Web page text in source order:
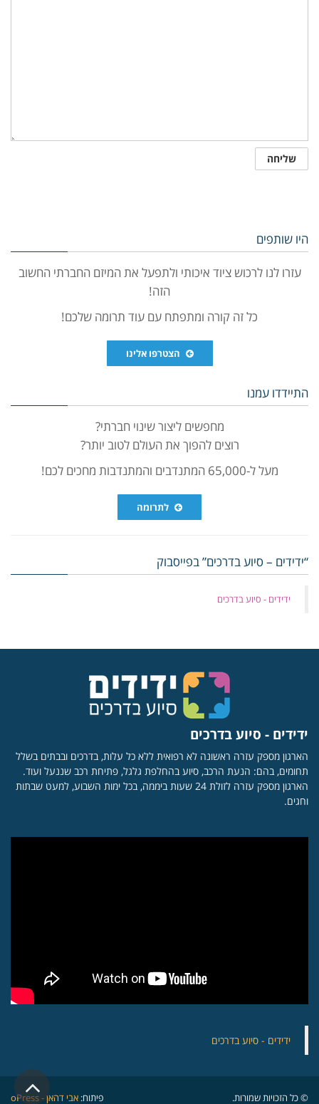
היו שותפים
עזרו לנו לרכוש ציוד איכותי ולתפעל את המיזם החברתי החשוב
הזה!
כל זה קורה ומתפתח עם עוד תרומה שלכם!
הצטרפו אלינו
התיידדו עמנו
מחפשים ליצור שינוי חברתי?
רוצים להפוך את העולם לטוב יותר?
מעל ל-65,000 המתנדבים והמתנדבות מחכים לכם!
לתרומה
“ידידים – סיוע בדרכים” בפייסבוק
‏ידידים - סיוע בדרכים
ידידים - סיוע בדרכים
הארגון מספק עזרה ראשונה לא רפואית ללא כל עלות, בדרכים ובבתים בשלל
תחומים, בהם: הנעת הרכב, סיוע בהחלפת גלגל, פתיחת רכב שננעל ועוד.
הארגון מספק עזרה לזולת 24 שעות ביממה, בכל ימות השבוע, למעט שבתות
וחגים.
‏ידידים - סיוע בדרכים
© כל הזכויות שמורות. פיתוח: אבי דהאן - oPressגלילה